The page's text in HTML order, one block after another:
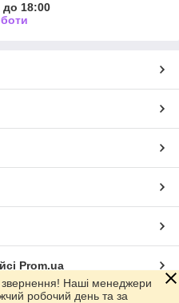
до 18:00
Prom.ua
Наші менеджери
робочий день та за